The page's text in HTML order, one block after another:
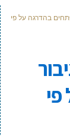
בהדרגה על פי